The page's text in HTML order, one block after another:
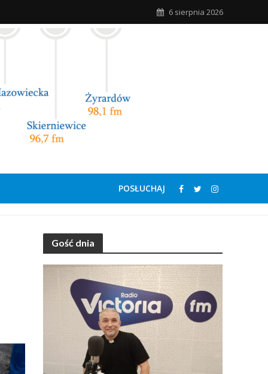
6 sierpnia 2026
POSŁUCHAJ
Gość dnia